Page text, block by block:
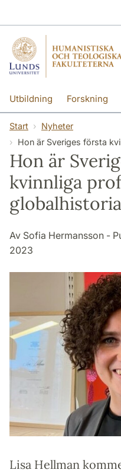
Utbildning Forskning
Kontakt Om fakulteterna
Start
Nyheter
Hon är Sveriges första
Hon är
kvinnliga
globalhistoria
Av Sofia Hermansson -
2023
Lisa Hellman